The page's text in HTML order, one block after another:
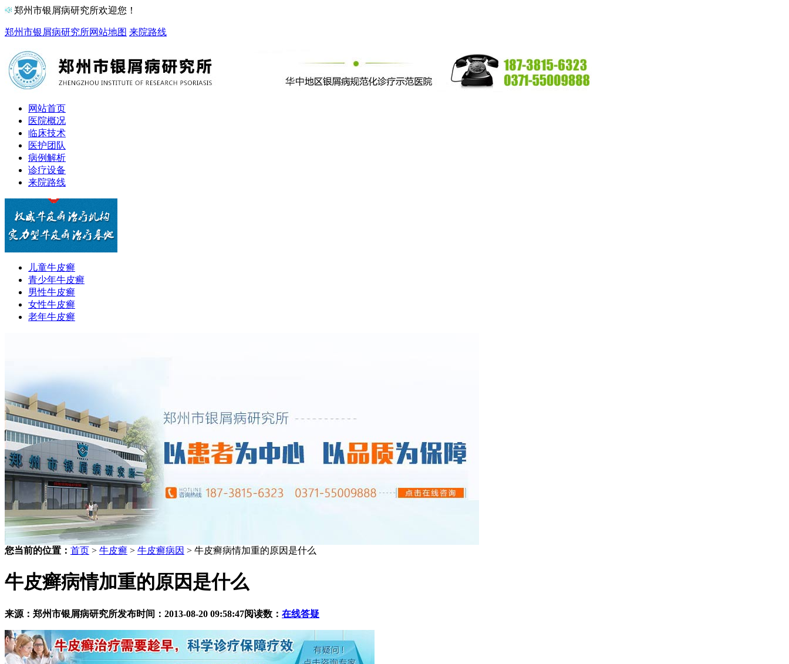
郑州市银屑病研究所欢迎您！
郑州市银屑病研究所网站地图 来院路线
网站首页
医院概况
临床技术
医护团队
病例解析
诊疗设备
来院路线
儿童牛皮癣
青少年牛皮癣
男性牛皮癣
女性牛皮癣
老年牛皮癣
您当前的位置： 首页 > 牛皮癣 > 牛皮癣病因 > 牛皮癣病情加重的原因是什么
牛皮癣病情加重的原因是什么
来源：郑州市银屑病研究所发布时间：2013-08-20 09:58:47阅读数： 在线答疑